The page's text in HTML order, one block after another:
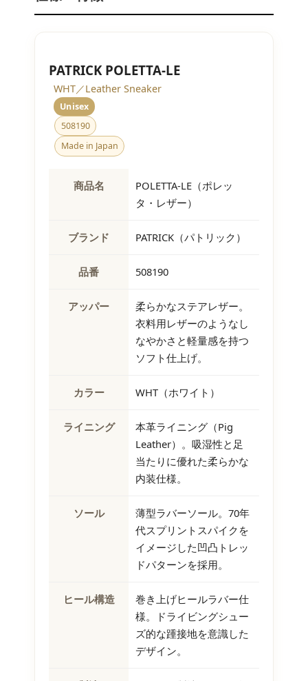
PATRICK POLETTA-LE
WHT／Leather Sneaker
Unisex
508190
Made in Japan
商品名
POLETTA-LE（ポレッ
タ・レザー）
ブランド PATRICK（パトリック）
品番 508190
アッパー
柔らかなステアレザー。
衣料用レザーのようなし
なやかさと軽量感を持つ
ソフト仕上げ。
カラー WHT（ホワイト）
ライニング
本革ライニング（Pig
Leather）。吸湿性と足
当たりに優れた柔らかな
内装仕様。
ソール
薄型ラバーソール。70年
代スプリントスパイクを
イメージした凹凸トレッ
ドパターンを採用。
ヒール構造
巻き上げヒールラバー仕
様。ドライビングシュー
ズ的な踵接地を意識した
デザイン。